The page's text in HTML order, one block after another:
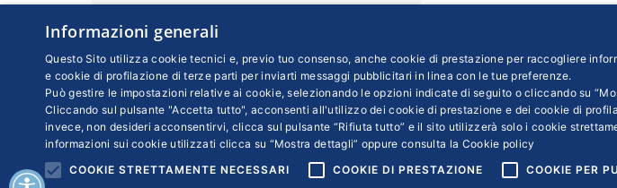
Pontificia Marinelli di Agnone in Molise
che dirige insieme al fratello Pasquale
← 1 … 22 23
Informazioni generali
Questo Sito utilizza cookie tecnici e, previo tuo consenso, anche cookie di prestazione per raccogliere
e cookie di profilazione di terze parti per inviarti messaggi pubblicitari in linea con le tue preferenze.
Può gestire le impostazioni relative ai cookie, selezionando le opzioni indicate di seguito o cliccando su
Cliccando sul pulsante "Accetta tutto", acconsenti all'utilizzo dei cookie di prestazione e dei cookie di
invece, non desideri acconsentirvi, clicca sul pulsante “Rifiuta tutto” e il sito utilizzerà solo i cookie
informazioni sui cookie utilizzati clicca su “Mostra dettagli” oppure consulta la Cookie policy
COOKIE STRETTAMENTE NECESSARI
COOKIE DI PRESTAZIONE COOKIE PER